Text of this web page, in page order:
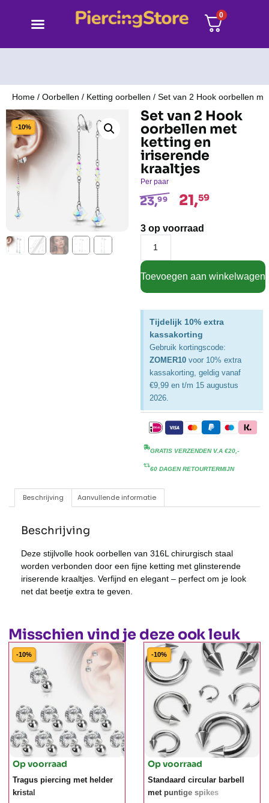
0
Home / Oorbellen / Ketting oorbellen / Set van 2 Hook oorbellen
-10%
Set van 2 Hook
oorbellen met
ketting en
iriserende
kraaltjes
Per paar
23,99 21,59
3 op voorraad
Toevoegen aan winkelwagen
Tijdelijk 10% extra
kassakorting
Gebruik kortingscode:
ZOMER10 voor 10% extra
kassakorting, geldig vanaf
€9,99 en t/m 15 augustus
2026.
GRATIS VERZENDEN V.A €20,-
60 DAGEN RETOURTERMIJN
Beschrijving Aanvullende informatie
Beschrijving
Deze stijlvolle hook oorbellen van 316L chirurgisch staal
worden verbonden door een fijne ketting met glinsterende
iriserende kraaltjes. Verfijnd en elegant – perfect om je look
net dat beetje extra te geven.
Misschien vind je deze ook leuk
-10%
Op voorraad
Tragus piercing met helder
kristal
-10%
Op voorraad
Standaard circular barbell
met puntige spikes